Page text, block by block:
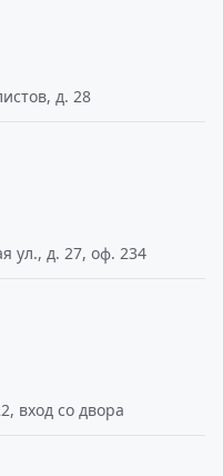
д. 28
ул., д. 27, оф. 234
вход со двора